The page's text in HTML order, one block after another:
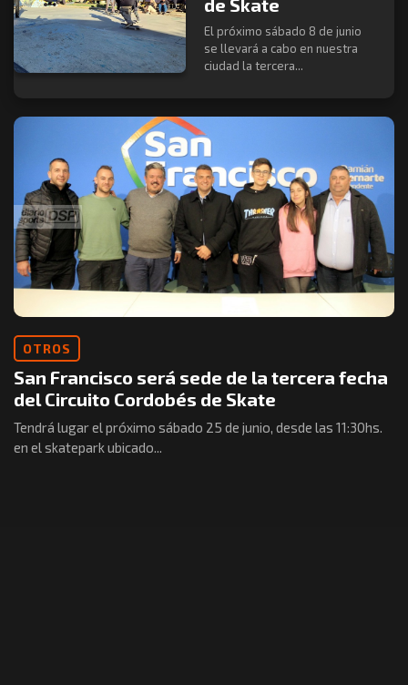
de Skate
El próximo sábado 8 de junio
se llevará a cabo en nuestra
ciudad la tercera...
OTROS
San Francisco será sede de la tercera fecha
del Circuito Cordobés de Skate
Tendrá lugar el próximo sábado 25 de junio, desde las 11:30hs.
en el skatepark ubicado...